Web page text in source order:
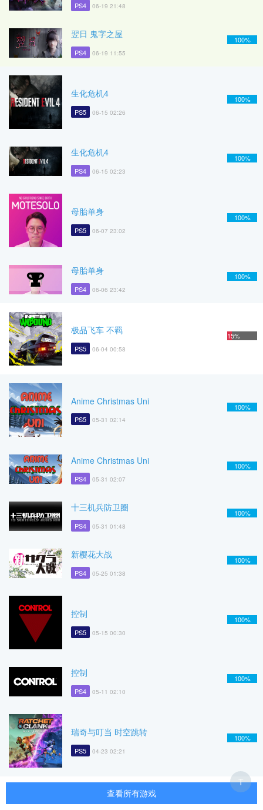
PS4 06-19 21:48
翌日 鬼字之屋
PS4 06-19 11:55
100%
生化危机4
PS5 06-15 02:26
100%
生化危机4
PS4 06-15 02:23
100%
母胎单身
PS5 06-07 23:02
100%
母胎单身
PS4 06-06 23:42
100%
极品飞车 不羁
PS5 06-04 00:58
15%
Anime Christmas Uni
PS5 05-31 02:14
100%
Anime Christmas Uni
PS4 05-31 02:07
100%
十三机兵防卫圈
PS4 05-31 01:48
100%
新樱花大战
PS4 05-25 01:38
100%
控制
PS5 05-15 00:30
100%
控制
PS4 05-11 02:10
100%
瑞奇与叮当 时空跳转
PS5 04-23 02:21
100%
查看所有游戏
T